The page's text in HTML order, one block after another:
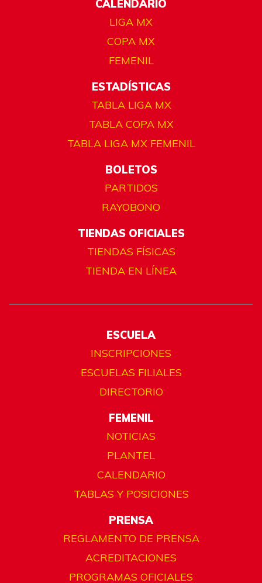
CALENDARIO
LIGA MX
COPA MX
FEMENIL
ESTADÍSTICAS
TABLA LIGA MX
TABLA COPA MX
TABLA LIGA MX FEMENIL
BOLETOS
PARTIDOS
RAYOBONO
TIENDAS OFICIALES
TIENDAS FÍSICAS
TIENDA EN LÍNEA
ESCUELA
INSCRIPCIONES
ESCUELAS FILIALES
DIRECTORIO
FEMENIL
NOTICIAS
PLANTEL
CALENDARIO
TABLAS Y POSICIONES
PRENSA
REGLAMENTO DE PRENSA
ACREDITACIONES
PROGRAMAS OFICIALES